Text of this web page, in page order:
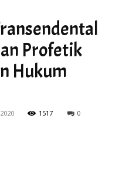
Profetik
Hukum
1517 0